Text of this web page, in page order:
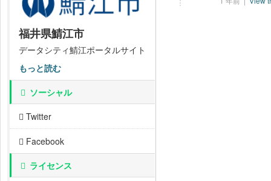
福井県鯖江市
データシティ鯖江ポータルサイト
もっと読む
ソーシャル
Twitter
Facebook
ライセンス